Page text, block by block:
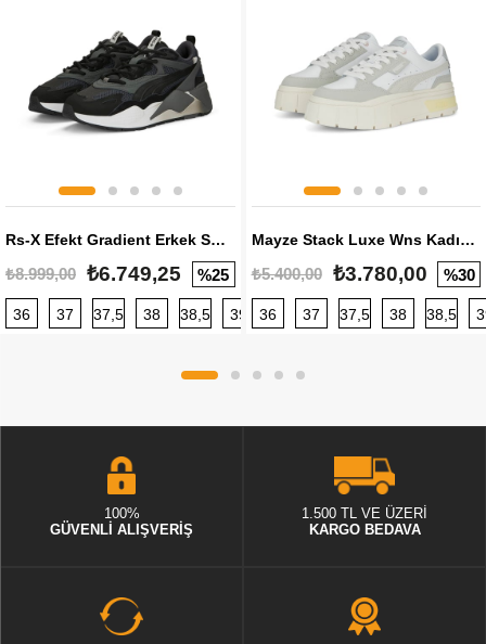
Rs-X Efekt Gradient Erkek Sneaker
₺8.999,00 ₺6.749,25 %25
36 37 37,5 38 38,5 39 40 40,5 41 42 42,5
Mayze Stack Luxe Wns Kadın Sneaker
₺5.400,00 ₺3.780,00 %30
36 37 37,5 38 38,5
100%
GÜVENLİ ALIŞVERİŞ
1.500 TL VE ÜZERİ
KARGO BEDAVA